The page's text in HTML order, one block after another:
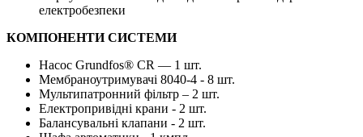
електробезпеки
КОМПОНЕНТИ СИСТЕМИ
Насос Grundfos® CR — 1 шт.
Мембраноутримувачі 8040-4 - 8 шт.
Мультипатронний фільтр – 2 шт.
Електропривідні крани - 2 шт.
Балансувальні клапани - 2 шт.